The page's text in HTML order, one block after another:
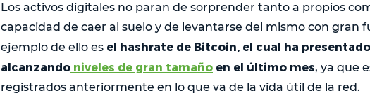
Los activos digitales no paran de sorprender tanto a propios
capacidad de caer al suelo y de levantarse del mismo con gran
ejemplo de ello es el hashrate de Bitcoin, el cual ha
alcanzando niveles de gran tamaño en el último mes, ya que
registrados anteriormente en lo que va de la vida útil de la red.